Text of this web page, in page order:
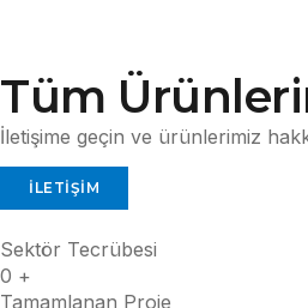
Tüm
İletişime geçin ve ürünlerimiz
İLETIŞIM
Sektör Tecrübesi
0 +
Tamamlanan Proje